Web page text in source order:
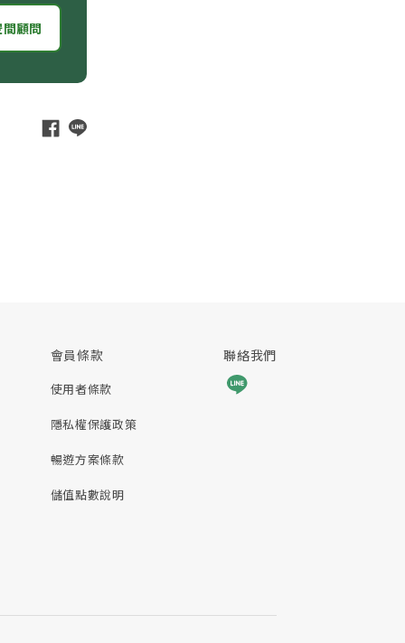
顧問
會員條款
使用者條款
隱私權保護政策
暢遊方案條款
儲值點數說明
聯絡我們